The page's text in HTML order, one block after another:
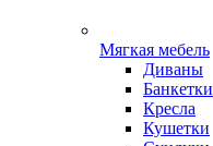
Мягкая мебель
Диваны
Банкетки
Кресла
Кушетки